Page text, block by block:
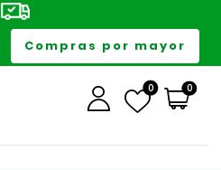
Compras por mayor
0 0